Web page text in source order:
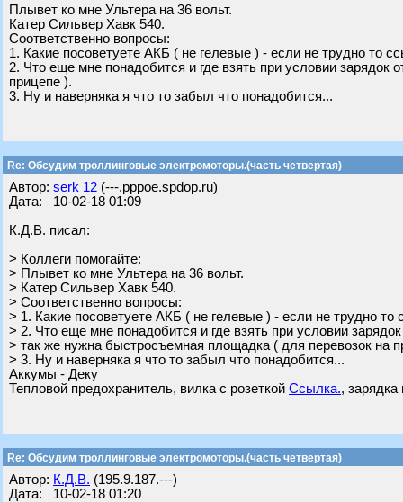
Плывет ко мне Ультера на 36 вольт.
Катер Сильвер Хавк 540.
Соответственно вопросы:
1. Какие посоветуете АКБ ( не гелевые ) - если не трудно то
2. Что еще мне понадобится и где взять при условии
прицепе ).
3. Ну и наверняка я что то забыл что понадобится...
Re: Обсудим троллинговые электромоторы.(часть четвертая)
Автор: serk 12 (---.pppoe.spdop.ru)
Дата: 10-02-18 01:09
К.Д.В. писал:
> Коллеги помогайте:
> Плывет ко мне Ультера на 36 вольт.
> Катер Сильвер Хавк 540.
> Соответственно вопросы:
> 1. Какие посоветуете АКБ ( не гелевые ) - если не трудно то
> 2. Что еще мне понадобится и где взять при условии
> так же нужна быстросъемная площадка ( для перевозок на
> 3. Ну и наверняка я что то забыл что понадобится...
Аккумы - Деку
Тепловой предохранитель, вилка с розеткой Ссылка.,
Re: Обсудим троллинговые электромоторы.(часть четвертая)
Автор: К.Д.В. (195.9.187.---)
Дата: 10-02-18 01:20